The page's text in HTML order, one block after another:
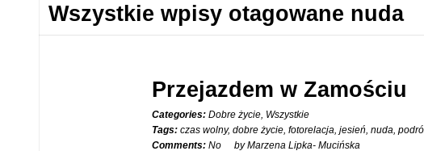
Wszystkie wpisy otagowane nuda
Przejazdem w Zamościu
Categories: Dobre życie, Wszystkie
Tags: czas wolny, dobre życie, fotorelacja, jesień, nuda,
Comments: No by Marzena Lipka- Mucińska